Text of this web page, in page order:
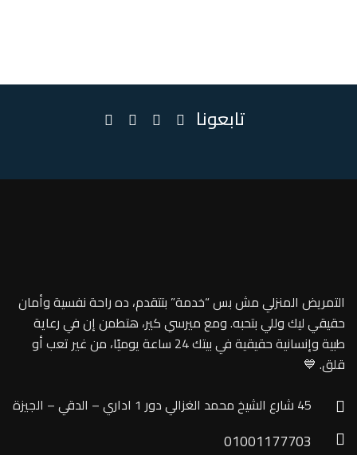
تابعونا
التمريض المنزلي مش بس “خدمة” بتتقدم، ده راحة نفسية وأمان
حقيقي ليك وللي بتحبه. ومع ميرسي كير، هتطمن إن في رعاية
طبية وإنسانية حقيقية في بيتك 24 ساعة يوميًا، من غير تعب أو
قلق. 💙
45 شارع الشيخ محمد الغزالي دور 1 اداري – الدقي – الجيزة
01001177703